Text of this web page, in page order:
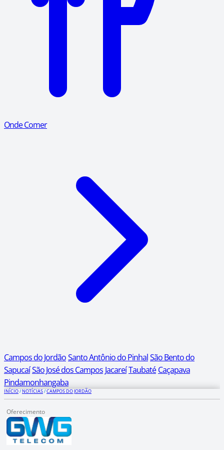
Onde Comer
Campos do JordãoSanto Antônio do PinhalSão Bento do
SapucaíSão José dos Campos JacareíTaubaté Caçapava
Pindamonhangaba
INÍCIO/NOTÍCIAS/CAMPOS DO JORDÃO
Oferecimento